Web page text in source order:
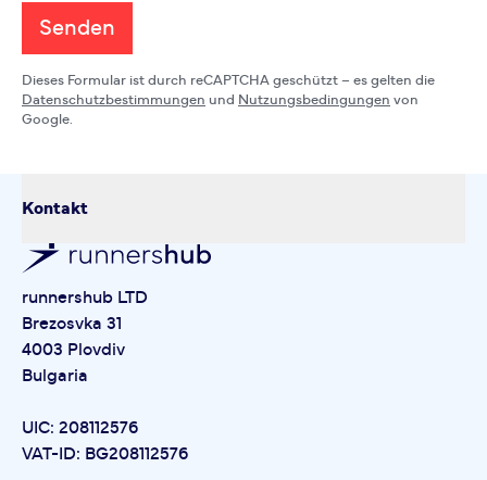
Senden
Dieses Formular ist durch reCAPTCHA geschützt – es gelten die
Datenschutzbestimmungen und Nutzungsbedingungen von
Google.
Kontakt
runnershub LTD
Brezosvka 31
4003 Plovdiv
Bulgaria
UIC: 208112576
VAT-ID: BG208112576